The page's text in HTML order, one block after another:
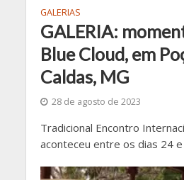
GALERIAS
GALERIA:
Blue Cloud, em
Caldas, MG
28 de agosto de 2023
Tradicional Encontro
aconteceu entre os dias 24